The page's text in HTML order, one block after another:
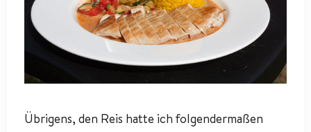
Übrigens, den Reis hatte ich folgendermaßen